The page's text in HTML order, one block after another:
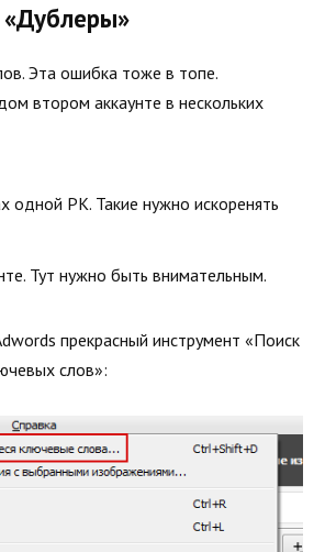
Эта ошибка тоже в топе.
втором аккаунте в нескольких
одной РК. Такие нужно искоренять
Тут нужно быть внимательным.
прекрасный инструмент «Поиск
слов»: